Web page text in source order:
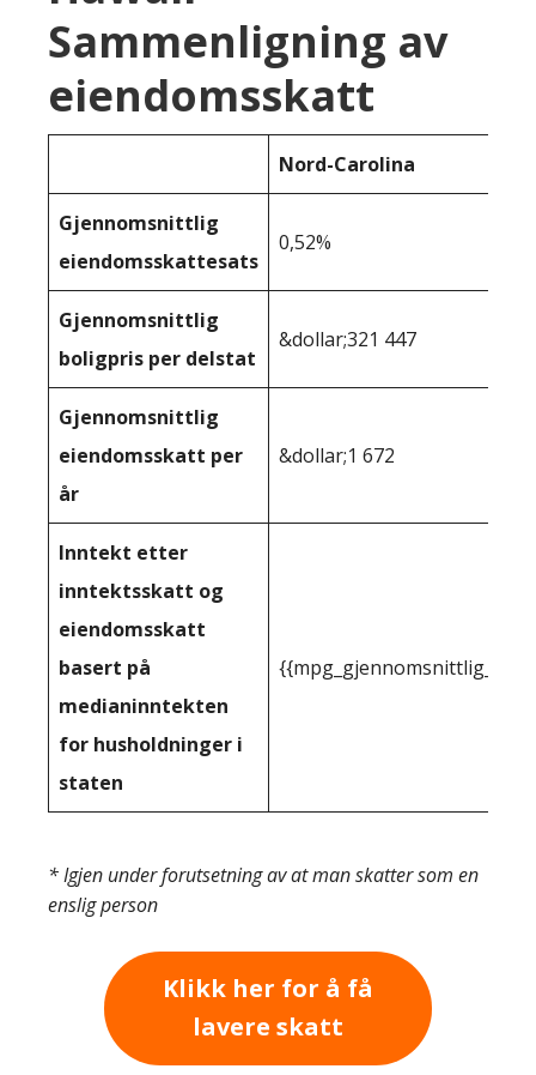
Sammenligning av
eiendomsskatt
Nord-Carolina
Gjennomsnittlig
eiendomsskattesats
0,52%
Gjennomsnittlig
boligpris per delstat
&dollar;321 447
Gjennomsnittlig
eiendomsskatt per
år
&dollar;1 672
Inntekt etter
inntektsskatt og
eiendomsskatt
basert på
medianinntekten
for husholdninger i
staten
* Igjen under forutsetning av at man skatter som en
enslig person
Klikk her for å få
lavere skatt